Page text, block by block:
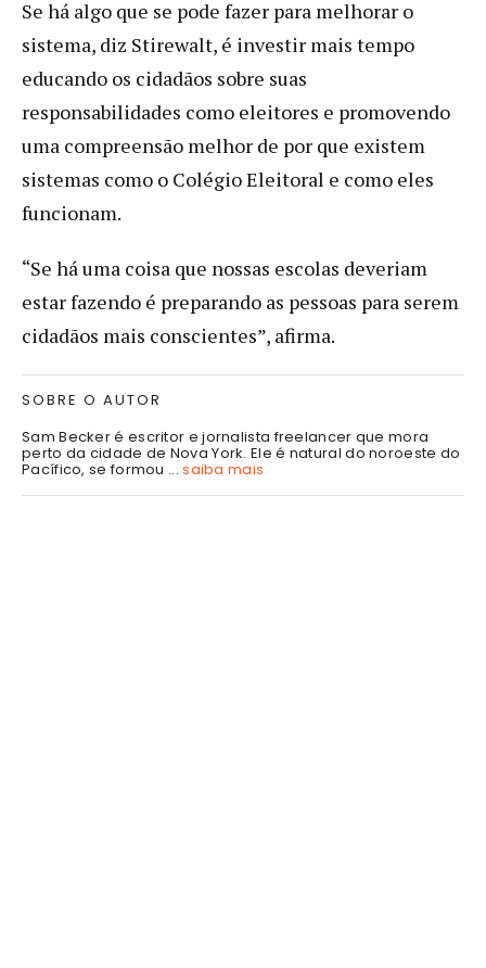
Se há algo que se pode fazer para melhorar o
sistema, diz Stirewalt, é investir mais tempo
educando os cidadãos sobre suas
responsabilidades como eleitores e promovendo
uma compreensão melhor de por que existem
sistemas como o Colégio Eleitoral e como eles
funcionam.
“Se há uma coisa que nossas escolas deveriam
estar fazendo é preparando as pessoas para serem
cidadãos mais conscientes”, afirma.
SOBRE O AUTOR
Sam Becker é escritor e jornalista freelancer que mora
perto da cidade de Nova York. Ele é natural do noroeste do
Pacífico, se formou ...saiba mais